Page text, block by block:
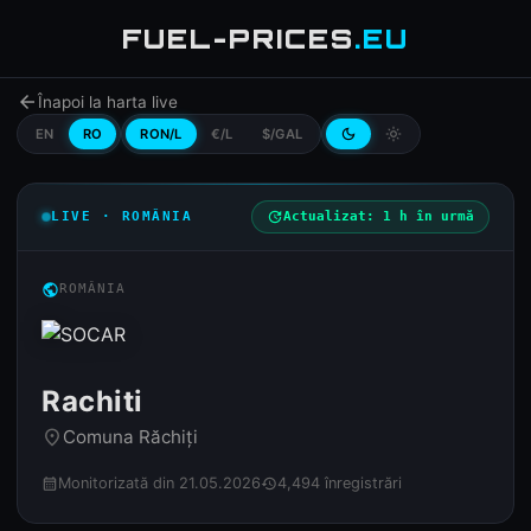
FUEL-PRICES.EU
arrow_backÎnapoi la harta live
EN RO RON/L €/L $/GAL dark_mode light_mode
LIVE · ROMÂNIA updateActualizat: 1 h în urmă
publicROMÂNIA
Rachiti
place Comuna Răchiți
calendar_month Monitorizată din 21.05.2026history4,494 înregistrări